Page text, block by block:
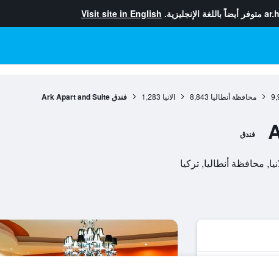
متوفر أيضاً باللغة الإنجليزية. Visit site in English
محافظة أنطاليا 8,843 الانيا 1,283 فندق Ark Apart and Suite
فندق